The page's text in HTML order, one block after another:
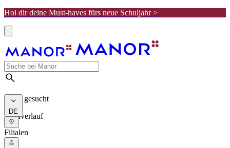
Hol dir deine Must-haves fürs neue Schuljahr >
Meist gesucht
Suchverlauf
DE
Filialen